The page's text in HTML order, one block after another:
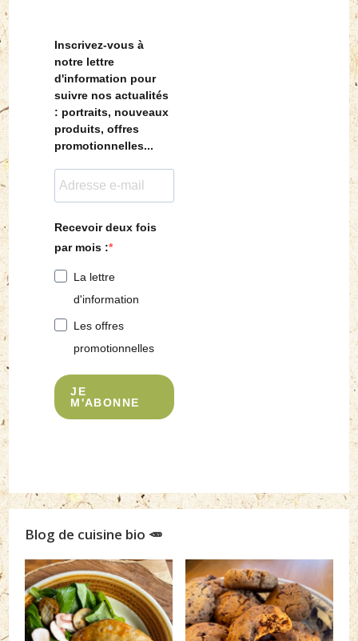
Inscrivez-vous à
notre lettre
d'information pour
suivre nos actualités
: portraits, nouveaux
produits, offres
promotionnelles...
Recevoir deux fois
par mois :
La lettre
d'information
Les offres
promotionnelles
JE
M'ABONNE
Blog de cuisine bio 🥕